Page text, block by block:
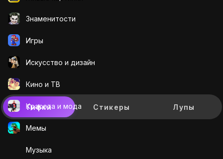
Знаменитости
Игры
Искусcтво и дизайн
Кино и ТВ
Красота и мода
Мемы
Музыка
Гифки Стикеры Лупы